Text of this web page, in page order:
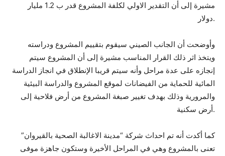
مشيرة إلى أن التقدير الاولي لكلفة المشروع قدر ب 1.2 مليار
دولار.
وأوضحت أن الجانب الصيني سيقوم بتقييم المشروع ودراسته
ويتخذ اثر ذلك القرار المناسب مشيرة إلى أن المشروع سيتم
إنجازه على عدة مراحل وأنه سيتم قريبا الإنطلاق في انجاز الدراسة
المائية للحماية من الفيضانات لموقع المشروع والدراسة البيئية
والمرورية وذلك بهدف تغيير صبغة المشروع من أرض فلاحية إلى
أرض سكنية.
كما أكدت أنه تم احداث شركة “مدينة الاغالبة الصحية بالقيروان”
تعنى بالمشروع وهي في المراحل الأخيرة وستكون جاهزة موفى